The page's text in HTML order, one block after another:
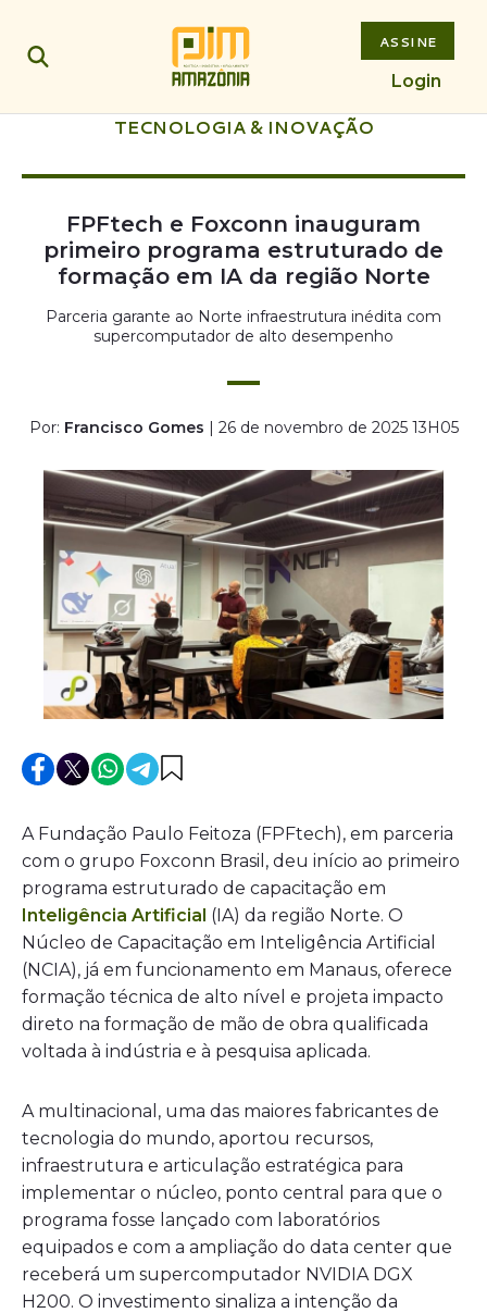
ASSINE
Login
TECNOLOGIA & INOVAÇÃO
FPFtech e Foxconn inauguram
primeiro programa estruturado de
formação em IA da região Norte
Parceria garante ao Norte infraestrutura inédita com
supercomputador de alto desempenho
Por: Francisco Gomes | 26 de novembro de 2025 13H05
A Fundação Paulo Feitoza (FPFtech), em parceria
com o grupo Foxconn Brasil, deu início ao primeiro
programa estruturado de capacitação em
Inteligência Artificial (IA) da região Norte. O
Núcleo de Capacitação em Inteligência Artificial
(NCIA), já em funcionamento em Manaus, oferece
formação técnica de alto nível e projeta impacto
direto na formação de mão de obra qualificada
voltada à indústria e à pesquisa aplicada.
A multinacional, uma das maiores fabricantes de
tecnologia do mundo, aportou recursos,
infraestrutura e articulação estratégica para
implementar o núcleo, ponto central para que o
programa fosse lançado com laboratórios
equipados e com a ampliação do data center que
receberá um supercomputador NVIDIA DGX
H200. O investimento sinaliza a intenção da